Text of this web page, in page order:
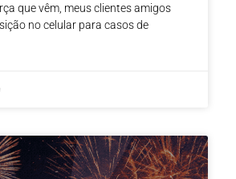
que vêm, meus clientes amigos
no celular para casos de